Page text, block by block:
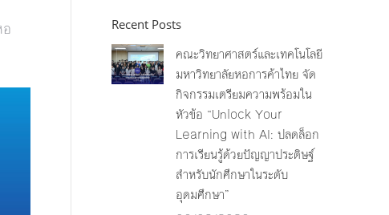
Recent Posts
คณะวิทยาศาสตร์และเทคโนโลยี
มหาวิทยาลัยหอการค้าไทย จัด
กิจกรรมเตรียมความพร้อมใน
หัวข้อ “Unlock Your
Learning with AI: ปลดล็อก
การเรียนรู้ด้วยปัญญาประดิษฐ์
สำหรับนักศึกษาในระดับ
อุดมศึกษา”